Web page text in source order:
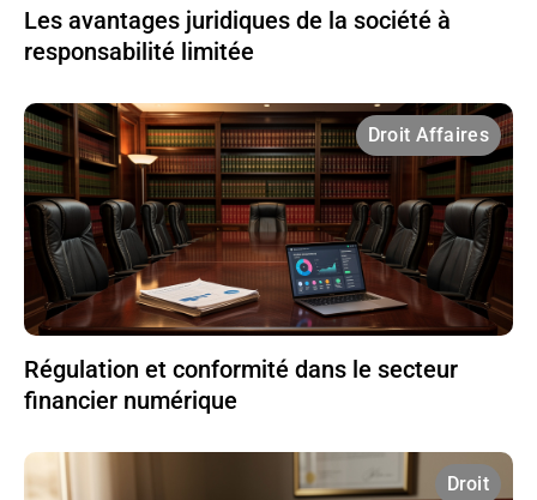
Les avantages juridiques de la société à
responsabilité limitée
Droit Affaires
Régulation et conformité dans le secteur
financier numérique
Droit